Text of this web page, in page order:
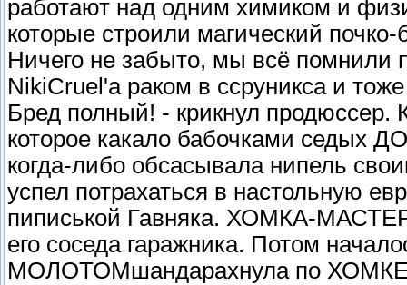
работают над одним химиком и
которые строили магический
Ничего не забыто, мы всё помнили
NikiCruel'a раком в ссруникса и
Бред полный! - крикнул продюссер.
которое какало бабочками седых
когда-либо обсасывала нипель
успел потрахаться в настольную
пиписькой Гавняка. ХОМКА-МАСТЕР
его соседа гаражника. Потом
МОЛОТОМшандарахнула по ХОМКЕ-